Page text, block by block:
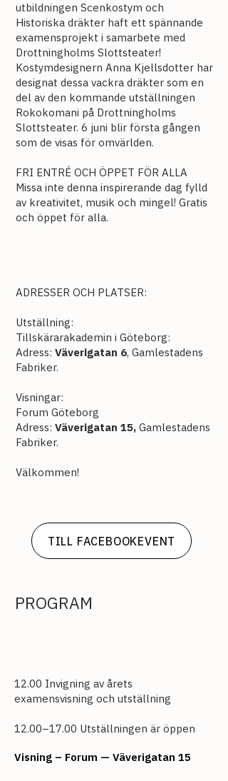
utbildningen Scenkostym och
Historiska dräkter haft ett spännande
examensprojekt i samarbete med
Drottningholms Slottsteater!
Kostymdesignern Anna Kjellsdotter har
designat dessa vackra dräkter som en
del av den kommande utställningen
Rokokomani på Drottningholms
Slottsteater. 6 juni blir första gången
som de visas för omvärlden.
FRI ENTRÉ OCH ÖPPET FÖR ALLA
Missa inte denna inspirerande dag fylld
av kreativitet, musik och mingel! Gratis
och öppet för alla.
ADRESSER OCH PLATSER:
Utställning:
Tillskärarakademin i Göteborg:
Adress: Väverigatan 6, Gamlestadens
Fabriker.
Visningar:
Forum Göteborg
Adress: Väverigatan 15, Gamlestadens
Fabriker.
Välkommen!
TILL FACEBOOKEVENT
PROGRAM
12.00 Invigning av årets
examensvisning och utställning
12.00–17.00 Utställningen är öppen
Visning – Forum — Väverigatan 15